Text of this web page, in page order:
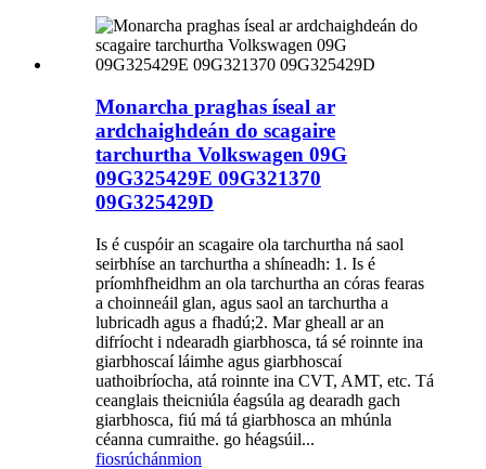
Monarcha praghas íseal ar
ardchaighdeán do scagaire
tarchurtha Volkswagen 09G
09G325429E 09G321370
09G325429D
Is é cuspóir an scagaire ola tarchurtha ná saol
seirbhíse an tarchurtha a shíneadh: 1. Is é
príomhfheidhm an ola tarchurtha an córas fearas
a choinneáil glan, agus saol an tarchurtha a
lubricadh agus a fhadú;2. Mar gheall ar an
difríocht i ndearadh giarbhosca, tá sé roinnte ina
giarbhoscaí láimhe agus giarbhoscaí
uathoibríocha, atá roinnte ina CVT, AMT, etc. Tá
ceanglais theicniúla éagsúla ag dearadh gach
giarbhosca, fiú má tá giarbhosca an mhúnla
céanna cumraithe. go héagsúil...
fiosrúchánmion